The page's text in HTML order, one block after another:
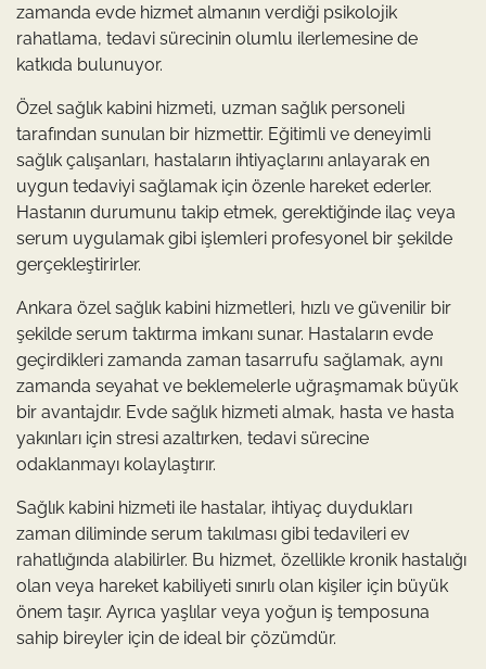
zamanda evde hizmet almanın verdiği psikolojik
rahatlama, tedavi sürecinin olumlu ilerlemesine de
katkıda bulunuyor.
Özel sağlık kabini hizmeti, uzman sağlık personeli
tarafından sunulan bir hizmettir. Eğitimli ve deneyimli
sağlık çalışanları, hastaların ihtiyaçlarını anlayarak en
uygun tedaviyi sağlamak için özenle hareket ederler.
Hastanın durumunu takip etmek, gerektiğinde ilaç veya
serum uygulamak gibi işlemleri profesyonel bir şekilde
gerçekleştirirler.
Ankara özel sağlık kabini hizmetleri, hızlı ve güvenilir bir
şekilde serum taktırma imkanı sunar. Hastaların evde
geçirdikleri zamanda zaman tasarrufu sağlamak, aynı
zamanda seyahat ve beklemelerle uğraşmamak büyük
bir avantajdır. Evde sağlık hizmeti almak, hasta ve hasta
yakınları için stresi azaltırken, tedavi sürecine
odaklanmayı kolaylaştırır.
Sağlık kabini hizmeti ile hastalar, ihtiyaç duydukları
zaman diliminde serum takılması gibi tedavileri ev
rahatlığında alabilirler. Bu hizmet, özellikle kronik hastalığı
olan veya hareket kabiliyeti sınırlı olan kişiler için büyük
önem taşır. Ayrıca yaşlılar veya yoğun iş temposuna
sahip bireyler için de ideal bir çözümdür.